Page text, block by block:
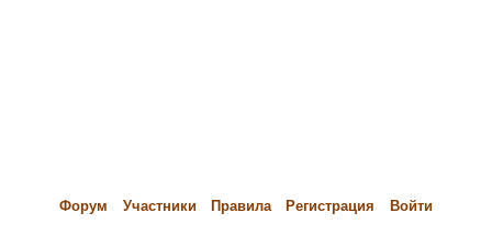
Форум Участники Правила Регистрация Войти